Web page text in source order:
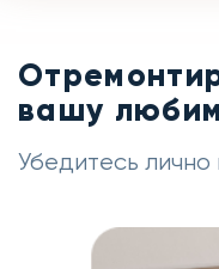
вашу
Убедитесь